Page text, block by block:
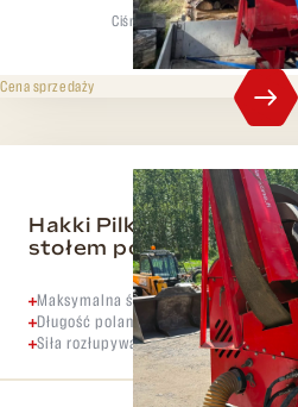
Ciśnienie rozdzielające
8 t
Cena sprzedaży
Hakki Pilke 38 Easy+ z
stołem podającym
Maksymalna średnica kłody 38 cm,
Długość polana 60 cm,
Siła rozłupywania 10 t